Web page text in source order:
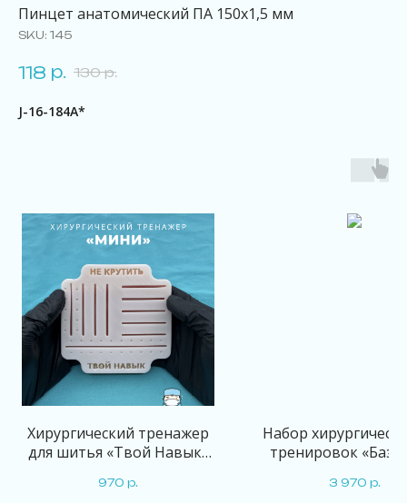
Пинцет анатомический ПА 150х1,5 мм
SKU: 145
118 р. 130 р.
J-16-184A*
Хирургический тренажер
для шитья «Твой Навык»
970 р.
Набор
тренировок
3 970 р.